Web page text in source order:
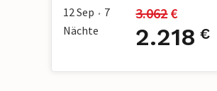
12 Sep • 7
Nächte
3.062 €
2.218 €